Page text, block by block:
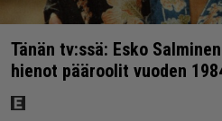
Tänän tv:ssä: Esko
hienot pääroolit vuoden